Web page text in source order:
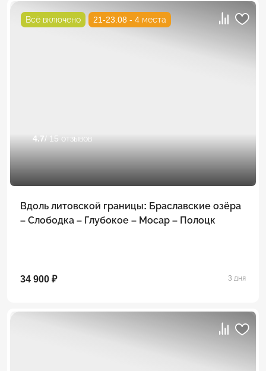
Всё включено 21-23.08 - 4 места
4.7/ 15 отзывов
Вдоль литовской границы: Браславские озёра
– Слободка – Глубокое – Мосар – Полоцк
34 900 ₽ 3 дня